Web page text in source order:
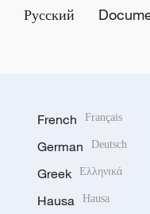
Русский
French Français
German Deutsch
Greek Ελληνικά
Hausa Hausa